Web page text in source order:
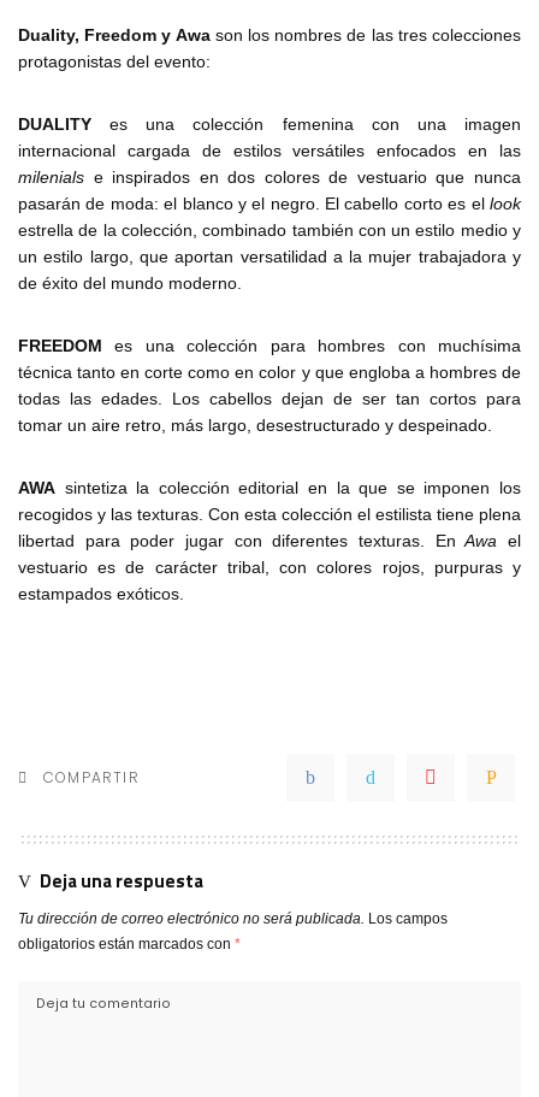
Duality, Freedom y Awason los nombres de las tres colecciones
protagonistas del evento:
DUALITYes una colección femenina con una imagen
internacional cargada de estilos versátiles enfocados en las
milenials e inspirados en dos colores de vestuario que nunca
pasarán de moda: el blanco y el negro. El cabello corto es ellook
estrella de la colección, combinado también con un estilo medio y
un estilo largo, que aportan versatilidad a la mujer trabajadora y
de éxito del mundo moderno.
FREEDOMes una colección para hombres con muchísima
técnica tanto en corte como en color y que engloba a hombres de
todas las edades. Los cabellos dejan de ser tan cortos para
tomar un aire retro, más largo, desestructurado y despeinado.
AWA sintetiza la colección editorial en la que se imponen los
recogidos y las texturas. Con esta colección el estilista tiene plena
libertad para poder jugar con diferentes texturas. En Awa el
vestuario es de carácter tribal, con colores rojos, purpuras y
estampados exóticos.
COMPARTIR
Deja una respuesta
Tu dirección de correo electrónico no será publicada. Los campos
obligatorios están marcados con *